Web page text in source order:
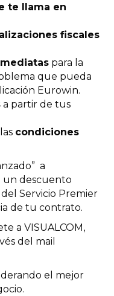
te llama en
fiscales
para la
que pueda
Eurowin.
a partir de tus
condiciones
a
un descuento
del Servicio Premier
de tu contrato.
a VISUALCOM,
del mail
el mejor